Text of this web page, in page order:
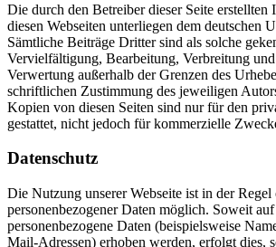
Die durch den Betreiber dieser Seite erstellten
diesen Webseiten unterliegen dem deutschen
Sämtliche Beiträge Dritter sind als solche
Vervielfältigung, Bearbeitung, Verbreitung
Verwertung außerhalb der Grenzen des
schriftlichen Zustimmung des jeweiligen
Kopien von diesen Seiten sind nur für den
gestattet, nicht jedoch für kommerzielle
Datenschutz
Die Nutzung unserer Webseite ist in der Regel
personenbezogener Daten möglich. Soweit auf
personenbezogene Daten (beispielsweise
Mail-Adressen) erhoben werden, erfolgt dies,